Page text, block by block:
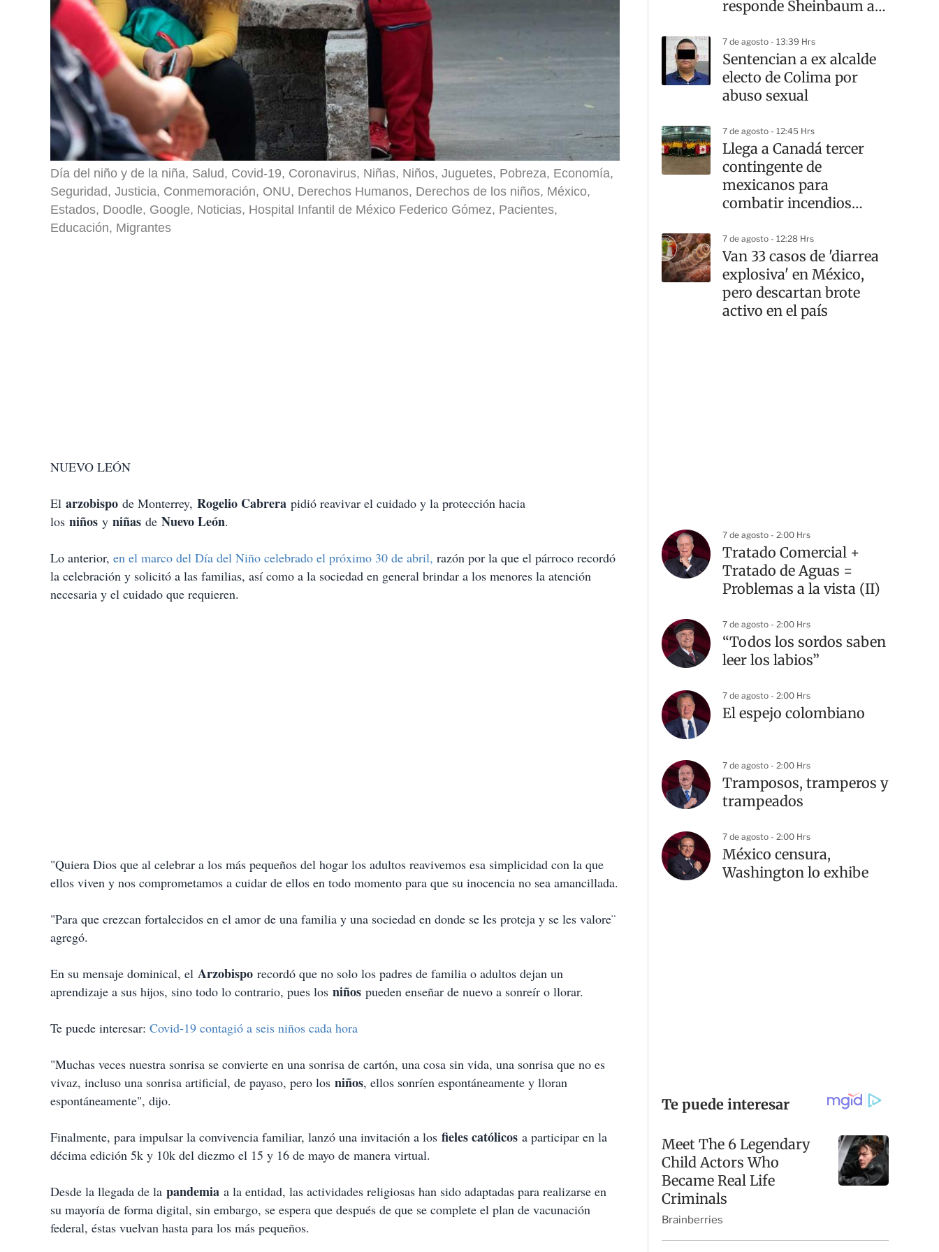
Día del niño y de la niña, Salud, Covid-19, Coronavirus, Niñas, Niños, Juguetes, Pobreza, Economía,
Seguridad, Justicia, Conmemoración, ONU, Derechos Humanos, Derechos de los niños, México,
Estados, Doodle, Google, Noticias, Hospital Infantil de México Federico Gómez, Pacientes,
Educación, Migrantes
NUEVO LEÓN
El arzobispo de Monterrey, Rogelio Cabrera pidió reavivar el cuidado y la protección hacia
los niños y niñas de Nuevo León.
Lo anterior, en el marco del Día del Niño celebrado el próximo 30 de abril, razón por la que el párroco recordó
la celebración y solicitó a las familias, así como a la sociedad en general brindar a los menores la atención
necesaria y el cuidado que requieren.
"Quiera Dios que al celebrar a los más pequeños del hogar los adultos reavivemos esa simplicidad con la que
ellos viven y nos comprometamos a cuidar de ellos en todo momento para que su inocencia no sea amancillada.
"Para que crezcan fortalecidos en el amor de una familia y una sociedad en donde se les proteja y se les valore¨
agregó.
En su mensaje dominical, el Arzobispo recordó que no solo los padres de familia o adultos dejan un
aprendizaje a sus hijos, sino todo lo contrario, pues los niños pueden enseñar de nuevo a sonreír o llorar.
Te puede interesar: Covid-19 contagió a seis niños cada hora
"Muchas veces nuestra sonrisa se convierte en una sonrisa de cartón, una cosa sin vida, una sonrisa que no es
vivaz, incluso una sonrisa artificial, de payaso, pero los niños, ellos sonríen espontáneamente y lloran
espontáneamente", dijo.
Finalmente, para impulsar la convivencia familiar, lanzó una invitación a los fieles católicos a participar en la
décima edición 5k y 10k del diezmo el 15 y 16 de mayo de manera virtual.
Desde la llegada de la pandemia a la entidad, las actividades religiosas han sido adaptadas para realizarse en
su mayoría de forma digital, sin embargo, se espera que después de que se complete el plan de vacunación
federal, éstas vuelvan hasta para los más pequeños.
responde Sheinbaum a
7 de agosto - 13:39 Hrs
Sentencian a ex alcalde
electo de Colima por
abuso sexual
7 de agosto - 12:45 Hrs
Llega a Canadá tercer
contingente de
mexicanos para
combatir incendios
7 de agosto - 12:28 Hrs
Van 33 casos de 'diarrea
explosiva' en México,
pero descartan brote
activo en el país
7 de agosto - 2:00 Hrs
Tratado Comercial +
Tratado de Aguas =
Problemas a la vista (II)
7 de agosto - 2:00 Hrs
“Todos los sordos saben
leer los labios”
7 de agosto - 2:00 Hrs
El espejo colombiano
7 de agosto - 2:00 Hrs
Tramposos, tramperos y
trampeados
7 de agosto - 2:00 Hrs
México censura,
Washington lo exhibe